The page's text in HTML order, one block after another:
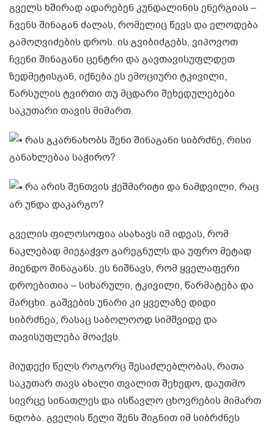
გველს ხშირად ადარებენ კუნდალინის ენერგიას –
ჩვენს შინაგან ძალას, რომელიც წევს და ელოდება
გამოღვიძების დროს. ის გვიბიძგებს, ვიპოვოთ
ჩვენი შინაგანი ცენტრი და გავთავისუფლდეთ
ზედმეტისგან, იქნება ეს ემოციური ტკივილი,
წარსულის ტვირთი თუ მცდარი შეხედულებები
საკუთარი თავის მიმართ.
რას გკარნახობს შენი შინაგანი სიბრძნე, რისი
განახლებაა საჭირო?
რა არის შენთვის ჭეშმარიტი და ნამდვილი, რაც
არ უნდა დაკარგო?
გველის ფილოსოფია ასახავს იმ იდეას, რომ
ნაკლებად მიეჯაჭვო გარეგნულს და უფრო მეტად
მიენდო შინაგანს. ეს ნიშნავს, რომ ყველაფერი
დროებითია – სიხარული, ტკივილი, წარმატება და
მარცხი. გაშვების უნარი კი ყველაზე დიდი
სიბრძნეა, რასაც საბოლოოდ სიმშვიდე და
თავისუფლება მოაქვს.
მიუდექი წელს როგორც შესაძლებლობას, რათა
საკუთარ თავს ახალი თვალით შეხედო, დაუთმო
სივრცე სინათლეს და ისწავლო ცხოვრების მიმართ
ნდობა. გველის წელი შენს შიგნით იმ სიბრძნეს